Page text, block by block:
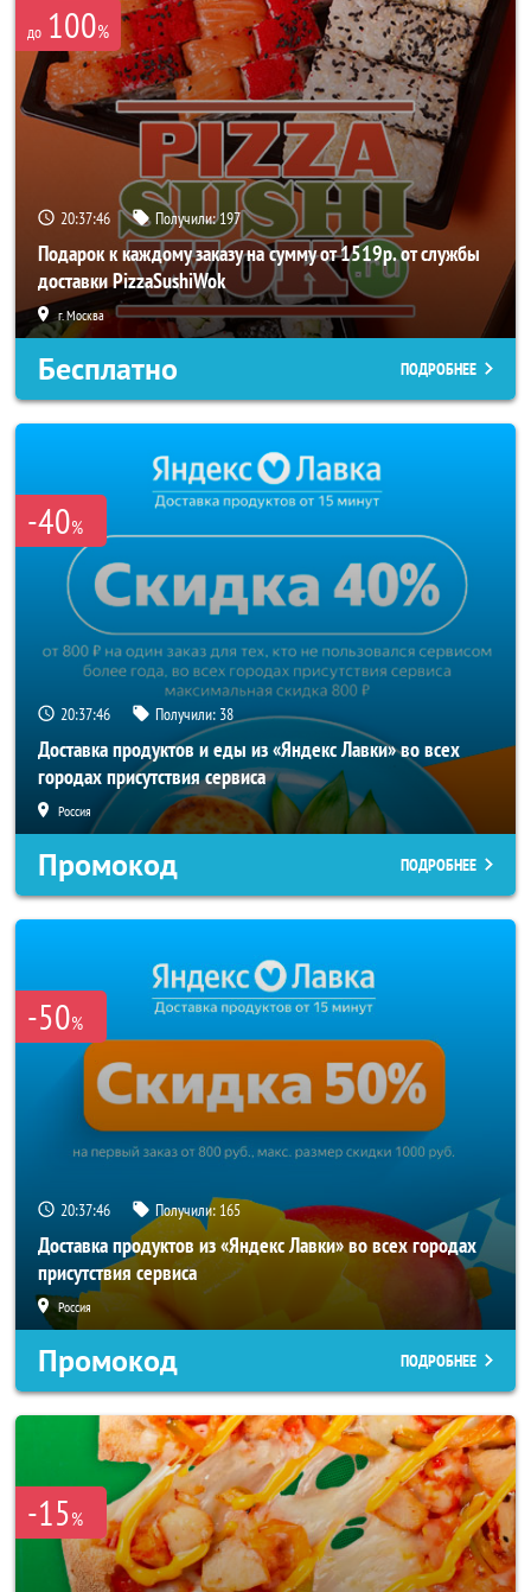
до 100%
20:37:45 Получили:197
Подарок к каждому заказу на сумму от 1519р. от службы
доставки PizzaSushiWok
г. Москва
Бесплатно ПОДРОБНЕЕ
-40%
20:37:45 Получили: 38
Доставка продуктов и еды из «Яндекс Лавки» во всех
городах присутствия сервиса
Россия
Промокод ПОДРОБНЕЕ
-50%
20:37:45 Получили: 165
Доставка продуктов из «Яндекс Лавки» во всех городах
присутствия сервиса
Россия
Промокод ПОДРОБНЕЕ
-15%